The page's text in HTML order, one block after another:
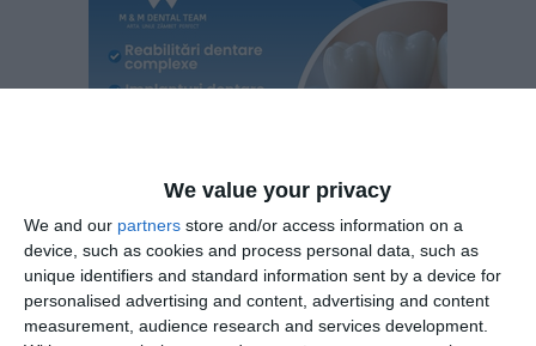
We value your privacy
We and our partners store and/or access information on a
device, such as cookies and process personal data, such as
unique identifiers and standard information sent by a device for
personalised advertising and content, advertising and content
measurement, audience research and services development.